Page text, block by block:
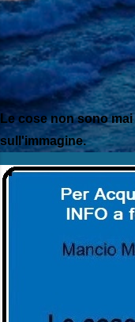
Le cose non sono
sull'immagine.